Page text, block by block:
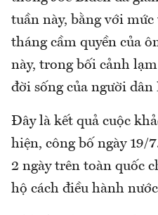
tuần này, bằng với
tháng cầm quyền của
này, trong bối cảnh
đời sống của người dân
Đây là kết quả cuộc
hiện, công bố ngày 19/
2 ngày trên toàn quốc
hộ cách điều hành